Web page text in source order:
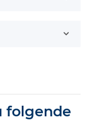
folgende